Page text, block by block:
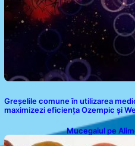
Greșelile comune în utilizarea
maximizezi eficiența Ozempic și
Mucegaiul pe